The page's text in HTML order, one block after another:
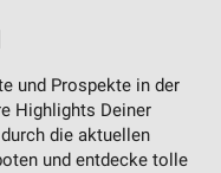
und Prospekte in der
Highlights Deiner
die aktuellen
und entdecke tolle